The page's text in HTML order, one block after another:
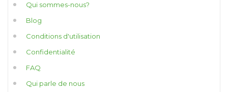
Qui sommes-nous?
Blog
Conditions d'utilisation
Confidentialité
FAQ
Qui parle de nous